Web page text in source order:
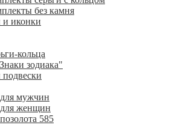
без камня
и иконки
кольца
зодиака"
мужчин
женщин
585